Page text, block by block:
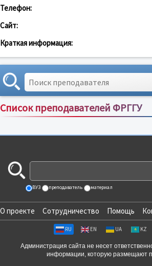
Телефон:
Сайт:
Краткая информация:
Список преподавателей ФРГГУ
Сортировка по:
ВУЗ преподаватель материал
О проекте Сотрудничество Помощь
RU EN UA KZ
Администрация сайта не несет
информации, которую размещают